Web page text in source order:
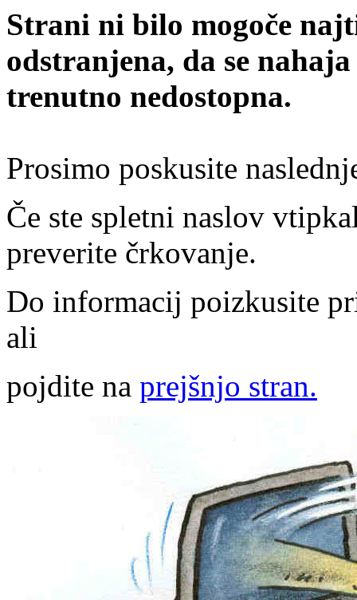
Strani ni bilo mogoče
odstranjena, da se
trenutno nedostopna.
Prosimo poskusite
Če ste spletni naslov
preverite črkovanje.
Do informacij poizkusite
ali
pojdite na prejšnjo stran.